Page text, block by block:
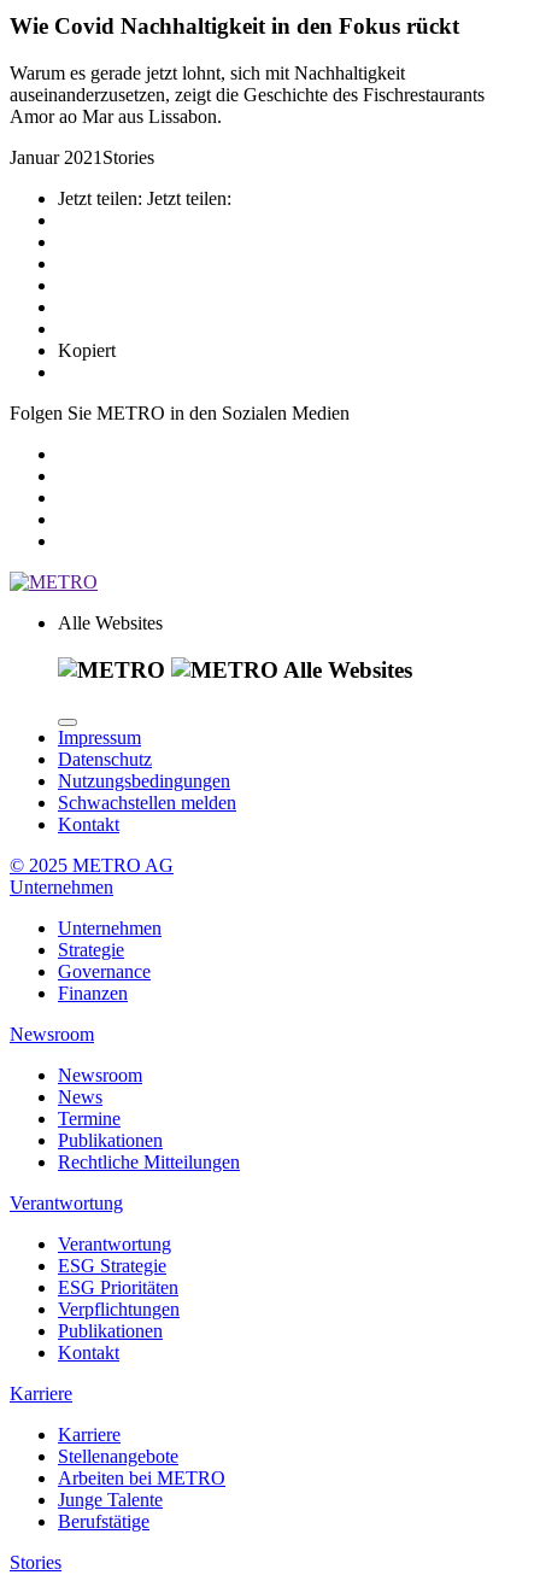
Wie Covid Nachhaltigkeit in den Fokus rückt
Warum es gerade jetzt lohnt, sich mit Nachhaltigkeit
auseinanderzusetzen, zeigt die Geschichte des Fischrestaurants
Amor ao Mar aus Lissabon.
Januar 2021 Stories
Jetzt teilen: Jetzt teilen:
Kopiert
Folgen Sie METRO in den Sozialen Medien
Alle Websites
Alle Websites
Impressum
Datenschutz
Nutzungsbedingungen
Schwachstellen melden
Kontakt
© 2025 METRO AG
Unternehmen
Unternehmen
Strategie
Governance
Finanzen
Newsroom
Newsroom
News
Termine
Publikationen
Rechtliche Mitteilungen
Verantwortung
Verantwortung
ESG Strategie
ESG Prioritäten
Verpflichtungen
Publikationen
Kontakt
Karriere
Karriere
Stellenangebote
Arbeiten bei METRO
Junge Talente
Berufstätige
Stories